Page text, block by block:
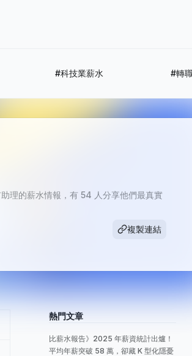
#科技業薪水 #轉
理的薪水情報，有 54 人分享他們最真實
複製連結
熱門文章
比薪水報告》2025 年薪資統計出爐！
平均年薪突破 58 萬，卻藏 K 型化隱憂